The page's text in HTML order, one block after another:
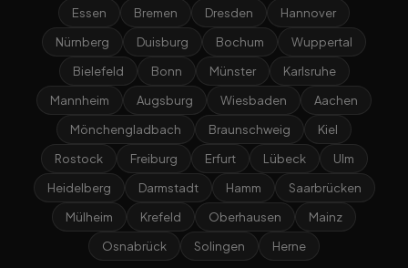
Essen
Bremen Dresden
Hannover
Nürnberg
Duisburg Bochum
Wuppertal
Bielefeld
Bonn Münster
Karlsruhe
Mannheim
Augsburg Wiesbaden
Aachen
Mönchengladbach
Braunschweig
Kiel
Rostock
Freiburg Erfurt Lübeck
Ulm
Heidelberg
Darmstadt Hamm
Saarbrücken
Mülheim
Krefeld Oberhausen
Mainz
Osnabrück
Solingen Herne